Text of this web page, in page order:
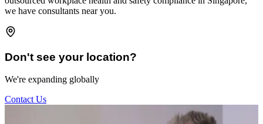
we have consultants near you.
Don't see your location?
We're expanding globally
Contact Us